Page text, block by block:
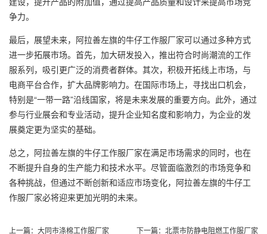
争力。
最后，展望未来，阿拉善左旗的牛仔工作服厂家可以通过多种方式
进一步拓展市场。首先，加大研发投入，推出符合时尚潮流的工作
服系列，吸引更广泛的消费者群体。其次，积极开拓线上市场，与
电商平台合作，扩大品牌影响力。在国际市场上，寻找出口机会，
特别是“一带一路”沿线国家，将是未来发展的重要方向。此外，通过
参与行业展会和专业活动，提升企业知名度和影响力，为企业的发
展奠定更为坚实的基础。
总之，阿拉善左旗的牛仔工作服厂家在满足市场需求的同时，也在
不断提升自身的生产能力和技术水平。尽管面临激烈的市场竞争和
各种挑战，但通过不断创新和适应市场变化，阿拉善左旗的牛仔工
作服厂家必将迎来更加光明的未来。
上一篇： 大同市涤棉工作服厂家 下一篇： 北票市防静电阻燃工作服厂家